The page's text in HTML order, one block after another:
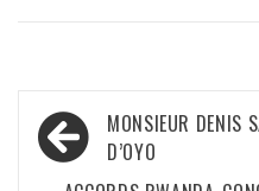
Navigation
de
MONSIEUR DENIS
D’OYO